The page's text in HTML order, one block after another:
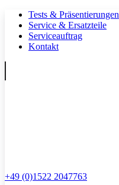
Tests & Präsentierungen
Service & Ersatzteile
Serviceauftrag
Kontakt
+49 (0)1522 2047763